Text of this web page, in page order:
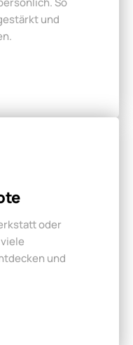
und
oder
und